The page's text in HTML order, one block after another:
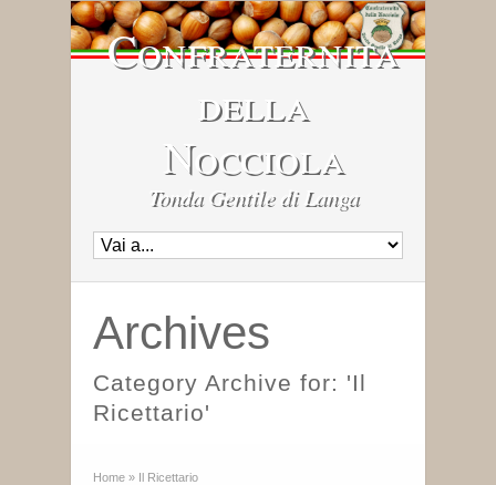
Confraternita
della
Nocciola
Tonda Gentile di Langa
Archives
Category Archive for: 'Il
Ricettario'
Home » Il Ricettario